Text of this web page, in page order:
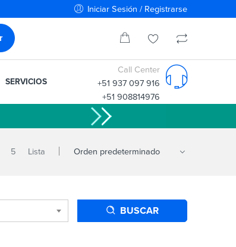
Iniciar Sesión / Registrarse
SERVICIOS
Call Center
+51 937 097 916
+51 908814976
5 Lista
BUSCAR